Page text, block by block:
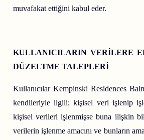
muvafakat ettiğini kabul eder.
KULLANICILARIN VERİLERE
DÜZELTME TALEPLERİ
Kullanıcılar Kempinski Residences
kendileriyle ilgili; kişisel veri işlenip
kişisel verileri işlenmişse buna ilişkin
verilerin işlenme amacını ve bunların